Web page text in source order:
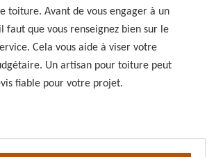
toiture. Avant de vous engager à un
faut que vous renseignez bien sur le
Cela vous aide à viser votre
Un artisan pour toiture peut
fiable pour votre projet.